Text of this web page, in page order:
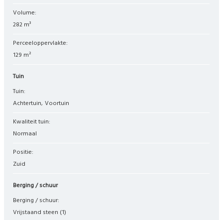
Volume:
282 m³
Perceeloppervlakte:
129 m²
Tuin
Tuin:
Achtertuin Voortuin
Kwaliteit tuin:
Normaal
Positie:
Zuid
Berging / schuur
Berging / schuur:
Vrijstaand steen (1)